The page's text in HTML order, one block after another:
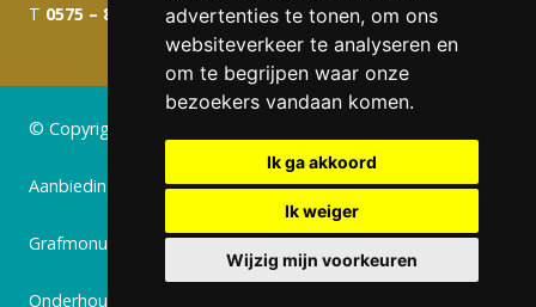
advertenties te tonen, om ons
websiteverkeer te analyseren en
om te begrijpen waar onze
bezoekers vandaan komen.
Ik ga akkoord
Ik weiger
Wijzig mijn voorkeuren
T 0575 – 820 988 info@gerritsengrafmonumenten.nl
© Copyright 2024 Gerritsen Grafmonumenten
Aanbiedingen
Grafmonumenten
Onderhoud